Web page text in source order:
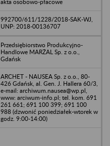
akta osobowo-płacowe
992700/611/1228/2018-SAK-WJ,
UNP: 2018-00136707
Przedsiębiorstwo Produkcyjno-
Handlowe MARŻAL Sp. z o.o.,
Gdańsk
ARCHET - NAUSEA Sp. z o.o., 80-
426 Gdańsk, al. Gen. J. Hallera 60/3,
e-mail: archiwum.nausea@wp.pl,
www: arciwum-info.pl; tel. kom. 691
261 661; 691 100 399; 691 100
988 (dzwonić poniedziałek-wtorek w
godz. 9:00-14:00)